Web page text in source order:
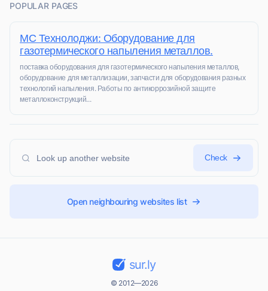
POPULAR PAGES
МС Технолоджи: Оборудование для
газотермического напыления металлов.
поставка оборудования для газотермического напыления металлов,
оборудование для металлизации, запчасти для оборудования разных
технологий напыления. Работы по антикоррозийной защите
металлоконструкций...
Check
Open neighbouring websites list
sur.ly
© 2012—2026